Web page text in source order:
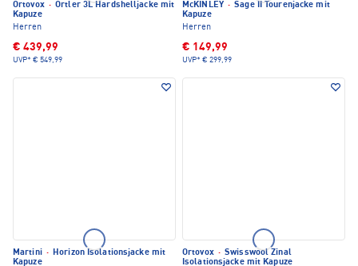
Ortovox · Ortler 3L Hardshelljacke mit
Kapuze
Herren
€ 439,99
UVP* € 549,99
McKINLEY · Sage II Tourenjacke mit
Kapuze
Herren
€ 149,99
UVP* € 299,99
Martini · Horizon Isolationsjacke mit
Kapuze
Ortovox · Swisswool Zinal
Isolationsjacke mit Kapuze